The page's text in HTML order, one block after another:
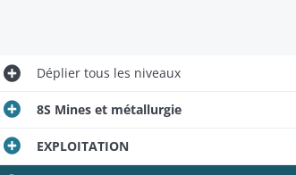
Dépliertous les niveaux
8S Mines et métallurgie
EXPLOITATION